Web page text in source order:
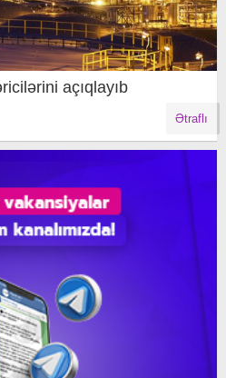
açıqlayıb
Ətraflı